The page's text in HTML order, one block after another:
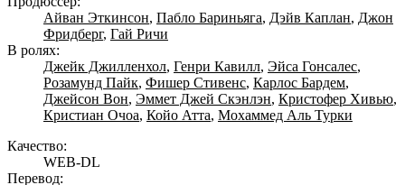
Айван Эткинсон, Пабло Бариньяга, Дэйв Каплан, Джон
Фридберг, Гай Ричи
В ролях:
Джейк Джилленхол, Генри Кавилл, Эйса Гонсалес,
Розамунд Пайк, Фишер Стивенс, Карлос Бардем,
Джейсон Вон, Эммет Джей Скэнлэн, Кристофер Хивью,
Кристиан Очоа, Койо Атта, Мохаммед Аль Турки
Качество:
WEB-DL
Перевод: